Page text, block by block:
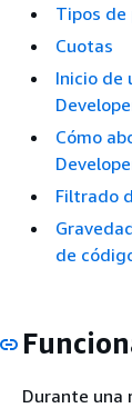
Tipos de
Cuotas
Inicio de
Cómo
Filtrado
de
Durante una